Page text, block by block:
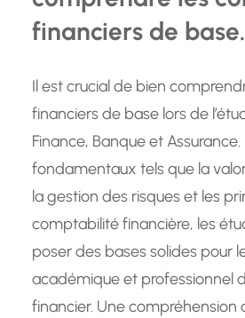
financiers de base.
Il est crucial de bien
financiers de base lors de
Finance, Banque et
fondamentaux tels que la
la gestion des risques et les
comptabilité financière, les
poser des bases solides pour
académique et professionnel
financier. Une